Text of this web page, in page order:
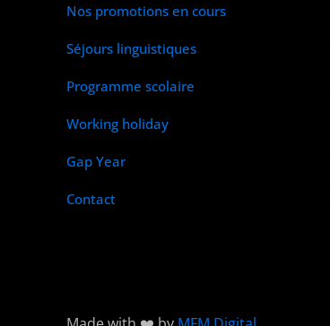
Nos promotions en cours
Séjours linguistiques
Programme scolaire
Working holiday
Gap Year
Contact